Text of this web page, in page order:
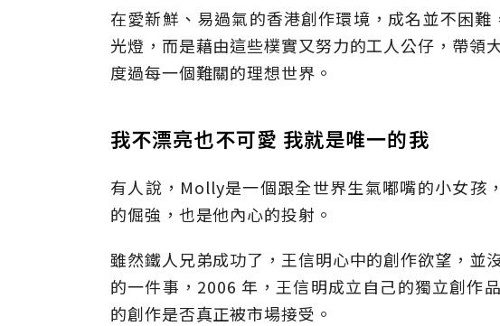
在愛新鮮、易過氣的香港創作環境，成名並不困
光燈，而是藉由這些樸實又努力的工人公仔，帶領
度過每一個難關的理想世界。
我不漂亮也不可愛 我就是唯一的我
有人說，Molly是一個跟全世界生氣嘟嘴的小女孩
的倔強，也是他內心的投射。
雖然鐵人兄弟成功了，王信明心中的創作欲望，並
的一件事，2006 年，王信明成立自己的獨立創作
的創作是否真正被市場接受。